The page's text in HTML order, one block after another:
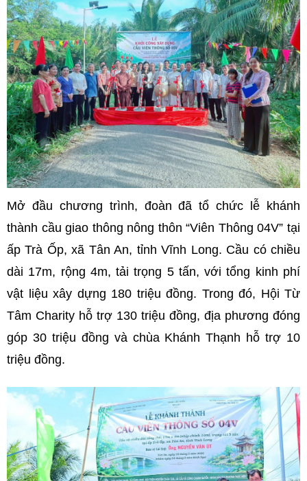
Mở đầu chương trình, đoàn đã tổ chức lễ khánh
thành cầu giao thông nông thôn “Viên Thông 04V” tại
ấp Trà Ốp, xã Tân An, tỉnh Vĩnh Long. Cầu có chiều
dài 17m, rộng 4m, tải trọng 5 tấn, với tổng kinh phí
vật liệu xây dựng 180 triệu đồng. Trong đó, Hội Từ
Tâm Charity hỗ trợ 130 triệu đồng, địa phương đóng
góp 30 triệu đồng và chùa Khánh Thạnh hỗ trợ 10
triệu đồng.